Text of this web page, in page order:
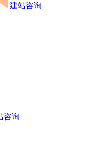
建站咨询
咨询